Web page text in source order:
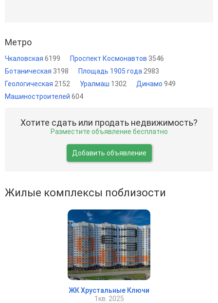
Метро
Чкаловская 6199 Проспект Космонавтов 3546
Ботаническая 3198 Площадь 1905 года 2983
Геологическая 2152 Уралмаш 1302 Динамо 949
Машиностроителей 604
Хотите сдать или продать недвижимость?
Разместите объявление бесплатно
Добавить объявление
Жилые комплексы поблизости
ЖК Хрустальные Ключи
1кв. 2025